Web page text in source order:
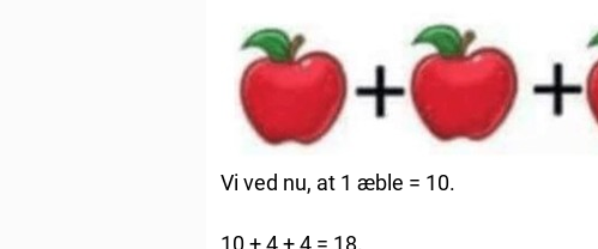
Vi ved nu, at 1 æble = 10.
10 + 4 + 4 = 18.